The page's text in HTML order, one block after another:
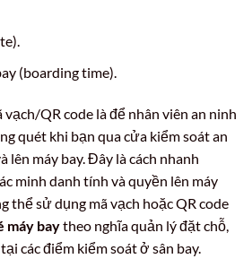
(boarding time).
vạch/QR code là để nhân viên an ninh
quét khi bạn qua cửa kiểm soát an
lên máy bay. Đây là cách nhanh
minh danh tính và quyền lên máy
thể sử dụng mã vạch hoặc QR code
máy baytheo nghĩa quản lý đặt chỗ,
các điểm kiểm soát ở sân bay.